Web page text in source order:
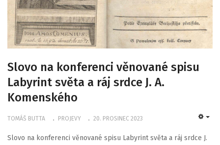
Slovo na konferenci věnované spisu
Labyrint světa a ráj srdce J. A.
Komenského
TOMÁŠ BUTTA PROJEVY 20. PROSINEC 2023
Slovo na konferenci věnované spisu Labyrint světa a ráj srdce J.